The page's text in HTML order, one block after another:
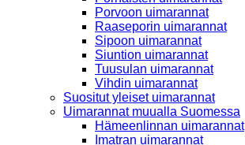
Porvoon uimarannat
Raaseporin uimarannat
Sipoon uimarannat
Siuntion uimarannat
Tuusulan uimarannat
Vihdin uimarannat
Suositut yleiset uimarannat
Uimarannat muualla Suomessa
Hämeenlinnan uimarannat
Imatran uimarannat